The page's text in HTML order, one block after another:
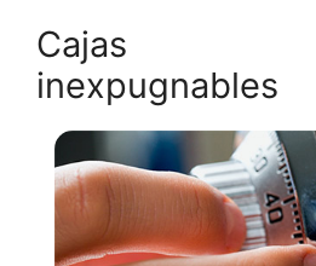
Cajas
inexpugnables